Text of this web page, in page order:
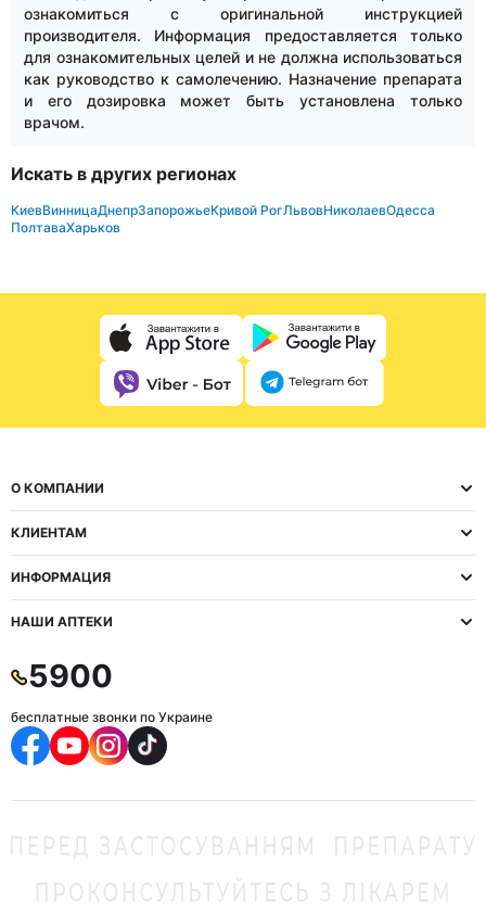
ознакомиться с оригинальной инструкцией
производителя. Информация предоставляется только
для ознакомительных целей и не должна использоваться
как руководство к самолечению. Назначение препарата
и его дозировка может быть установлена только
врачом.
Искать в других регионах
КиевВинницаДнепрЗапорожьеКривой РогЛьвовНиколаевОдесса
ПолтаваХарьков
О КОМПАНИИ
КЛИЕНТАМ
ИНФОРМАЦИЯ
НАШИ АПТЕКИ
5900
бесплатные звонки по Украине